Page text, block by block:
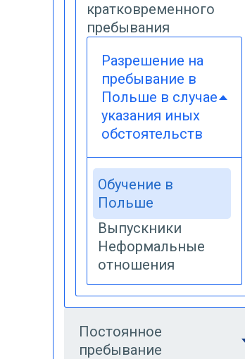
кратковременного
пребывания
Разрешение на
пребывание в
Польше в случае
указания иных
обстоятельств
Обучение в
Польше
Выпускники
Неформальные
отношения
Постоянное
пребывание